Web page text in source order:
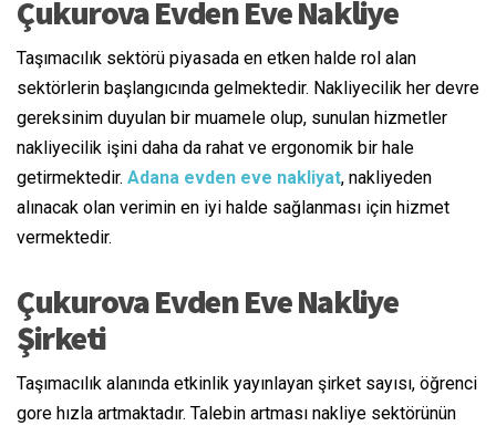
Çukurova Evden Eve Nakliye
Taşımacılık sektörü piyasada en etken halde rol alan
sektörlerin başlangıcında gelmektedir. Nakliyecilik her devre
gereksinim duyulan bir muamele olup, sunulan hizmetler
nakliyecilik işini daha da rahat ve ergonomik bir hale
getirmektedir. Adana evden eve nakliyat, nakliyeden
alınacak olan verimin en iyi halde sağlanması için hizmet
vermektedir.
Çukurova Evden Eve Nakliye
Şirketi
Taşımacılık alanında etkinlik yayınlayan şirket sayısı, öğrenci
gore hızla artmaktadır. Talebin artması nakliye sektörünün